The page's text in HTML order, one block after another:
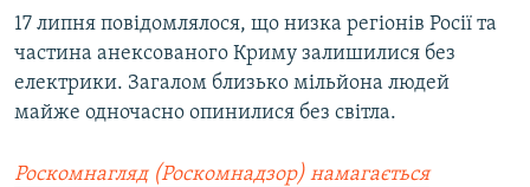
17 липня повідомлялося, що низка регіонів Росії та
частина анексованого Криму залишилися без
електрики. Загалом близько мільйона людей
майже одночасно опинилися без світла.
Роскомнагляд (Роскомнадзор) намагається